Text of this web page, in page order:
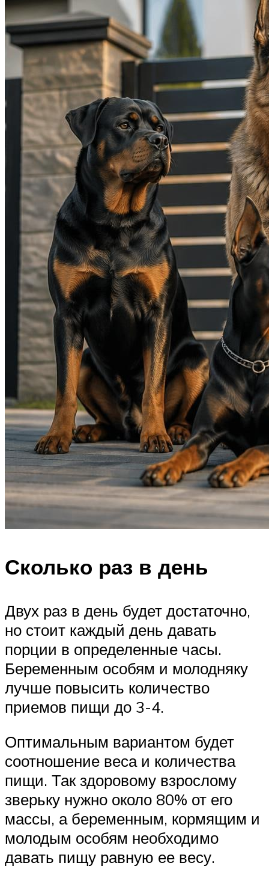
Сколько раз в день
Двух раз в день будет достаточно,
но стоит каждый день давать
порции в определенные часы.
Беременным особям и молодняку
лучше повысить количество
приемов пищи до 3-4.
Оптимальным вариантом будет
соотношение веса и количества
пищи. Так здоровому взрослому
зверьку нужно около 80% от его
массы, а беременным, кормящим и
молодым особям необходимо
давать пищу равную ее весу.